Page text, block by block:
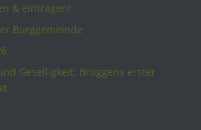
& eintragen!
Burggemeinde
Geselligkeit: Brüggens erster